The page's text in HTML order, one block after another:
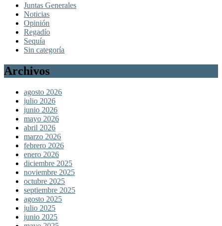
Juntas Generales
Noticias
Opinión
Regadío
Sequía
Sin categoría
Archivos
agosto 2026
julio 2026
junio 2026
mayo 2026
abril 2026
marzo 2026
febrero 2026
enero 2026
diciembre 2025
noviembre 2025
octubre 2025
septiembre 2025
agosto 2025
julio 2025
junio 2025